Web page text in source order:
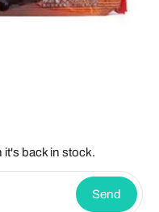
it's back in stock.
Send